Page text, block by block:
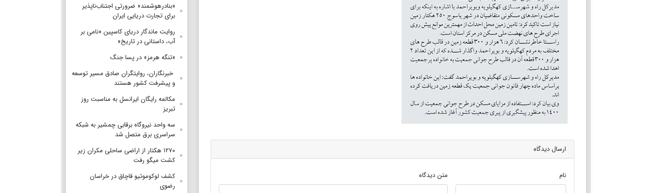
ارسال دیدگاه
نام متن دیدگاه
«بنادرهوشمند» ضرورتی اجتناب‌ناپذیر
برای تجارت دریایی ایران
روایت ماندگار دریای کاسپین «نامی بر
آب، داستانی در تاریخ»
«تنگه هرمز» در پسا جنگ
‌ خبرنگاران، روایتگران صادق مسیر توسعه
و پیشرفت کشور هستند
مکالمه رایگان ایرانسل به مناسبت روز
تبریز
سه واحد نیروگاه برقابی چمشیر به شبکه
سراسری برق متصل شد
۱۲۷۰ هکتار از اراضی ساحلی مکران زیر
کشت میگو رفت
کشف لوکوموتیو قاچاق در خراسان
رضوی